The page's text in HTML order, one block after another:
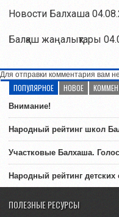
Новости Балхаша
Балқаш жаңалықтары
Для отправки комментария вам
ПОПУЛЯРНОЕ НОВОЕ
Внимание!
Народный рейтинг школ
Участковые Балхаша.
Народный рейтинг
ПОЛЕЗНЫЕ РЕСУРСЫ